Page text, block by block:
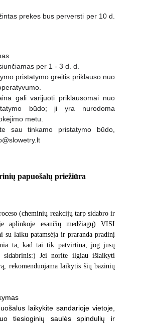
prekes bus perversti per 10 d.
per 1 - 3 d. d.
pristatymo greitis priklauso nuo
gali varijuoti priklausomai nuo
būdo; ji yra nurodoma
metu.
sau tinkamo pristatymo būdo,
papuošalų priežiūra
(cheminių reakcijų tarp sidabro ir
aplinkoje esančių medžiagų) VISI
su laiku patamsėja ir praranda pradinį
ta, kad tai tik patvirtina, jog jūsų
sidabrinis:) Jei norite ilgiau išlaikyti
rekomenduojama laikytis šių bazinių
laikykite sandarioje vietoje,
tiesioginių saulės spindulių ir